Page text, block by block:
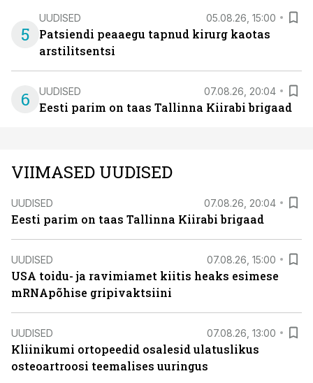
5
UUDISED 05.08.26, 15:00
Patsiendi peaaegu tapnud kirurg kaotas
arstilitsentsi
6 UUDISED 07.08.26, 20:04
Eesti parim on taas Tallinna Kiirabi brigaad
VIIMASED UUDISED
UUDISED 07.08.26, 20:04
Eesti parim on taas Tallinna Kiirabi brigaad
UUDISED 07.08.26, 15:00
USA toidu- ja ravimiamet kiitis heaks esimese
mRNApõhise gripivaktsiini
UUDISED 07.08.26, 13:00
Kliinikumi ortopeedid osalesid ulatuslikus
osteoartroosi teemalises uuringus